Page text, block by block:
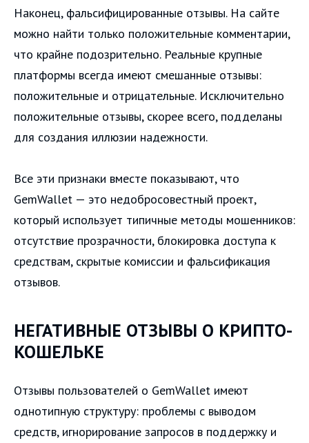
Наконец, фальсифицированные отзывы. На сайте
можно найти только положительные комментарии,
что крайне подозрительно. Реальные крупные
платформы всегда имеют смешанные отзывы:
положительные и отрицательные. Исключительно
положительные отзывы, скорее всего, подделаны
для создания иллюзии надежности.
Все эти признаки вместе показывают, что
GemWallet — это недобросовестный проект,
который использует типичные методы мошенников:
отсутствие прозрачности, блокировка доступа к
средствам, скрытые комиссии и фальсификация
отзывов.
НЕГАТИВНЫЕ ОТЗЫВЫ О КРИПТО-
КОШЕЛЬКЕ
Отзывы пользователей о GemWallet имеют
однотипную структуру: проблемы с выводом
средств, игнорирование запросов в поддержку и